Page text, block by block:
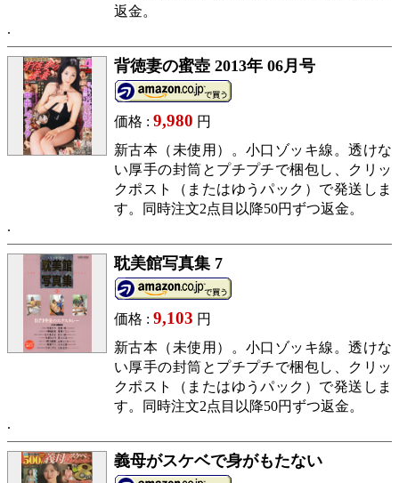
返金。
背徳妻の蜜壺 2013年 06月号
価格 : 9,980 円
新古本（未使用）。小口ゾッキ線。透けな
い厚手の封筒とプチプチで梱包し、クリッ
クポスト（またはゆうパック）で発送しま
す。同時注文2点目以降50円ずつ返金。
耽美館写真集 7
価格 : 9,103 円
新古本（未使用）。小口ゾッキ線。透けな
い厚手の封筒とプチプチで梱包し、クリッ
クポスト（またはゆうパック）で発送しま
す。同時注文2点目以降50円ずつ返金。
義母がスケベで身がもたない